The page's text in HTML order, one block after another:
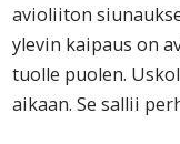
avioliiton
ylevin kaipaus on
tuolle puolen.
aikaan. Se sallii